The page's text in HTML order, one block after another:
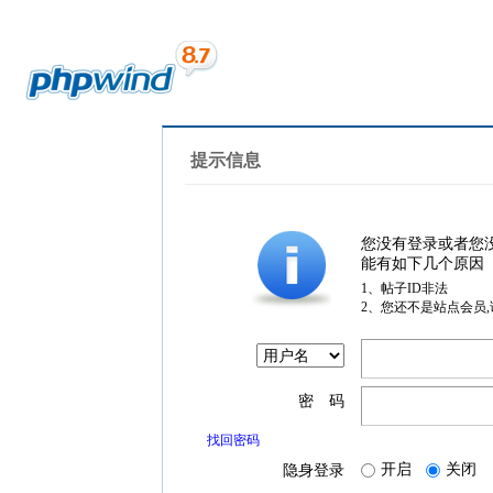
提示信息
您没有登录或者您
能有如下几个原因
1、帖子ID非法
2、您还不是站点会员
密 码
找回密码
隐身登录 开启 关闭